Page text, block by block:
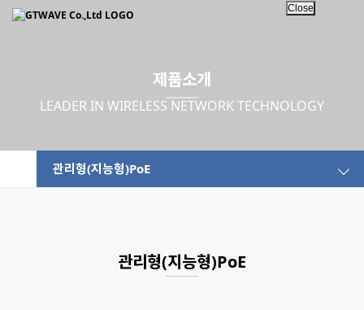
Close
제품소개
LEADER IN WIRELESS NETWORK TECHNOLOGY
관리형(지능형)PoE
관리형(지능형)PoE